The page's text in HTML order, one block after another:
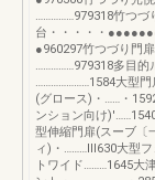
……………979318竹つづ
台・・・・・
●960297竹つづり門
……………979318多目的
…………………1584大型門
(グロース)・……・
ンション向け
型伸縮門扉(スーブ〔
ィ)・………Ⅲ630大型
トワイド………1645大